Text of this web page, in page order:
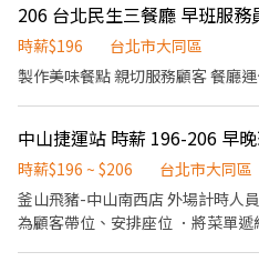
連鎖餐飲品牌包含， ★義式料理餐
Pasta Pasta、MOLINO手工義大
Paradise壽喜燒 ★日式天婦羅專門
店鋪皆位於各大百貨商場，並持
知】 ①詳閱工作內容後，請審慎
者，將邀請實體面談，初審資格
際任用職稱及薪資，依面談結果與
免費溫馨員工餐點、交通便利通勤
經驗、對餐飲業有熱忱的您，加
成為家人』共同創造無限可能。
集團 HUMAX ASIA，屬於日本
深耕台灣多年的日本與義大利美
Pasta、MOLINO手工義大利麵 ★
壽喜燒 ★日式天婦羅專門店：天吉
於各大百貨商場，並持續穩定
諮詢服務 3. 店內環境、座位區清
閉店整理作業 5. 完成主管交付工作 ✅工作時段 早班：09:00~17:30
中班：11:00~18:00 晚班：
✅工作時段說明：依店鋪營運需求
時數須達60小時以上。 ✅環提供免
三澧餐飲集團。 ----------------------------------------------------
---------------------- 『加入三澧 成
1998年於台灣成立-日商三澧餐飲
206 台北民生三餐廳 早班服務
時薪$196
台北市大同區
製作美味餐點 親切服務顧客 餐廳
時薪$196 ~ $206
台北市大同區
釜山飛豬-中山南西店 外場計時人
為顧客帶位、安排座位 ．將菜單